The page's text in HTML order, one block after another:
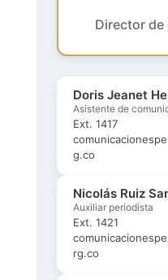
Director
Doris Jeanet
Asistente de
Ext. 1417
g.co
Nicolás Ruiz
Auxiliar periodista
Ext. 1421
rg.co